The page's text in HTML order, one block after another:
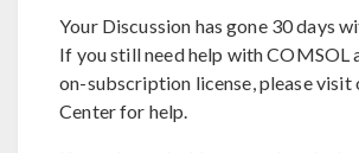
Your Discussion has gone 30 days
If you still need help with COMSOL
on-subscription license, please visit
Center for help.